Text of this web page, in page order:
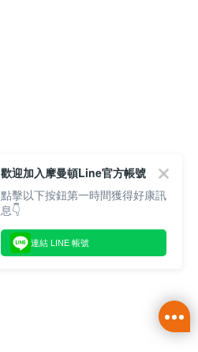
歡迎加入摩曼頓Line官方帳號
點擊以下按鈕第一時間獲得好康訊
息👇
連結 LINE 帳號